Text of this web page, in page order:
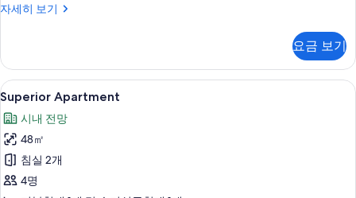
기
자세히 보기
Panorama
세
히
보
요금 보기
Superior
Apartment
사
진
모
두
저자극성 침구, 무료 미니바 품목, 암
7
Superior Apartment
시내 전망
48㎡
침실 2개
4명